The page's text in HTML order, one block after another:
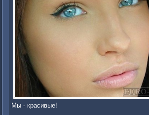
Мы - красивые!